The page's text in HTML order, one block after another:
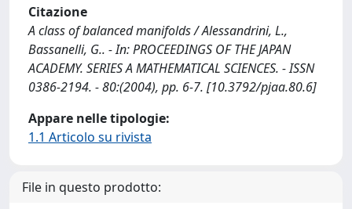
Citazione
A class of balanced manifolds / Alessandrini, L.,
Bassanelli, G.. - In: PROCEEDINGS OF THE JAPAN
ACADEMY. SERIES A MATHEMATICAL SCIENCES. - ISSN
0386-2194. - 80:(2004), pp. 6-7. [10.3792/pjaa.80.6]
Appare nelle tipologie:
1.1 Articolo su rivista
File in questo prodotto: